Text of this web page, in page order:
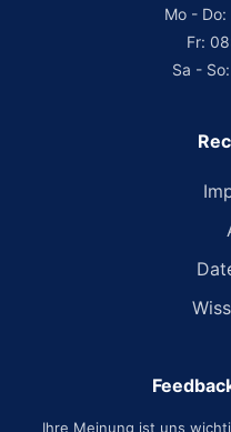
Mo -
Fr:
Sa -
Ihre Meinung ist uns